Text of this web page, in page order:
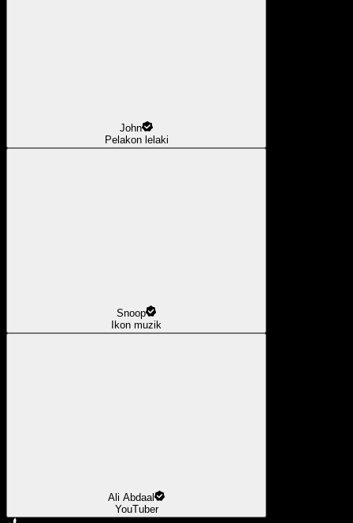
John
Pelakon lelaki
Snoop
Ikon muzik
Ali Abdaal
YouTuber